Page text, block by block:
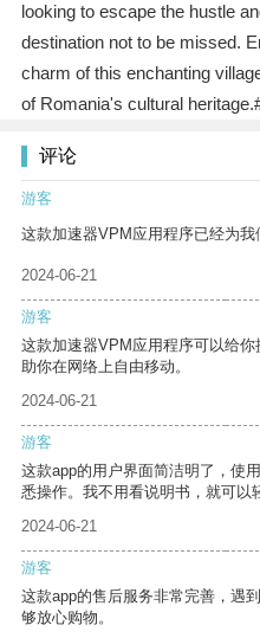
looking to escape the hustle
destination not to be missed.
charm of this enchanting
of Romania's cultural
评论
游客
这款加速器VPM应用程序已经为我
2024-06-21
游客
这款加速器VPM应用程序可以给
助你在网络上自由移动。
2024-06-21
游客
这款app的用户界面简洁明了，使
悉操作。我不用看说明书，就可以
2024-06-21
游客
这款app的售后服务非常完善，遇
够放心购物。